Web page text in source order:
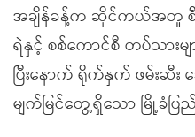
အချိန်ခန့်က ဆိုင်ကယ်အတူ စီ
ရဲနှင့် စစ်ကောင်စီ တပ်သားမ
ပြီးနောက် ရိုက်နှက် ဖမ်းဆီ
မျက်မြင်တွေ့ရှိသော မြို့ခံပြ